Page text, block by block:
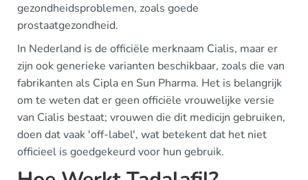
gezondheidsproblemen, zoals goede
prostaatgezondheid.
In Nederland is de officiële merknaam Cialis, maar er
zijn ook generieke varianten beschikbaar, zoals die van
fabrikanten als Cipla en Sun Pharma. Het is belangrijk
om te weten dat er geen officiële vrouwelijke versie
van Cialis bestaat; vrouwen die dit medicijn gebruiken,
doen dat vaak 'off-label', wat betekent dat het niet
officieel is goedgekeurd voor hun gebruik.